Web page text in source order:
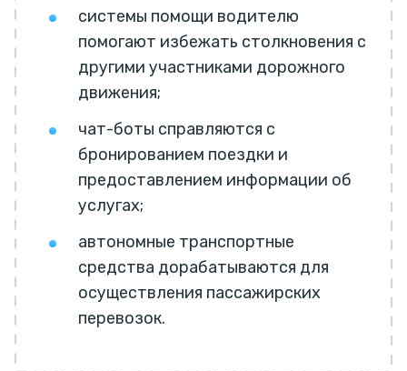
системы помощи водителю
помогают избежать столкновения с
другими участниками дорожного
движения;
чат-боты справляются с
бронированием поездки и
предоставлением информации об
услугах;
автономные транспортные
средства дорабатываются для
осуществления пассажирских
перевозок.